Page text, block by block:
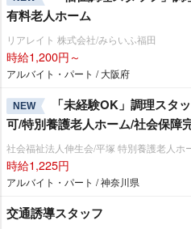
有料老人ホーム
リアレイト 株式会社/みらいふ福田
時給1,200円～
アルバイト・パート / 大阪府
NEW
「未経験OK」調理スタ
可/特別養護老人ホーム/社会保障
社会福祉法人伸生会/平塚 特別養護老人ホ
時給1,225円
アルバイト・パート / 神奈川県
交通誘導スタッフ